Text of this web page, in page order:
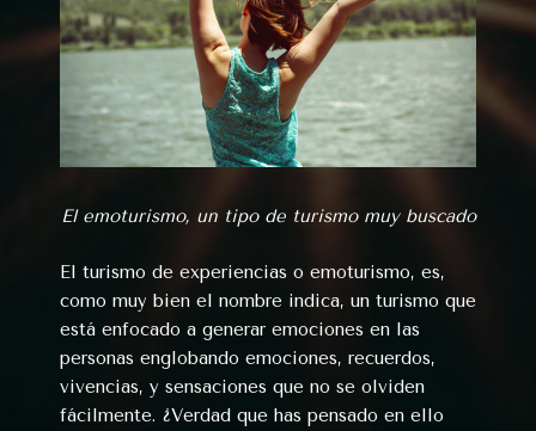
El emoturismo, un tipo de turismo muy buscado
El turismo de experiencias o emoturismo, es,
como muy bien el nombre indica, un turismo que
está enfocado a generar emociones en las
personas englobando emociones, recuerdos,
vivencias, y sensaciones que no se olviden
fácilmente. ¿Verdad que has pensado en ello